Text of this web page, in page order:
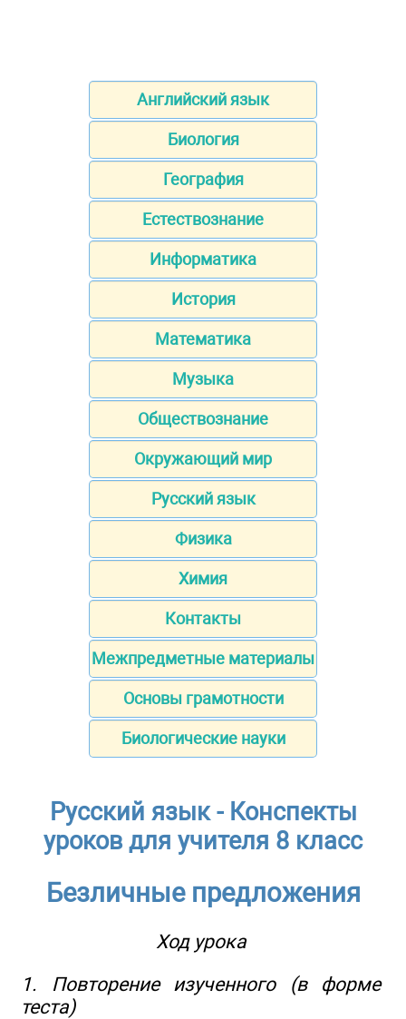
Английский язык
Биология
География
Естествознание
Информатика
История
Математика
Музыка
Обществознание
Окружающий мир
Русский язык
Физика
Химия
Контакты
Межпредметные материалы
Основы грамотности
Биологические науки
Русский язык - Конспекты
уроков для учителя 8 класс
Безличные предложения
Ход урока
1. Повторение изученного (в форме
теста)